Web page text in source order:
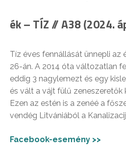
ék – TÍZ // A38 (2024.
Tíz éves fennállását ünnepli az
26-án. A 2014 óta változatlan
eddig 3 nagylemezt és egy
és vált a vájt fülű zeneszeretők
Ezen az estén is a zenéé a
vendég Litvániából a
Facebook-esemény >>